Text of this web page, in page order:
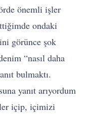
önemli işler
ondaki
görünce şok
“nasıl daha
bulmaktı.
yanıt arıyordum
içip, içimizi